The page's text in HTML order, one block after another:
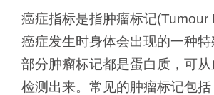
癌症指标是指肿瘤标记(Tumour
癌症发生时身体会出现的一种
部分肿瘤标记都是蛋白质，可
检测出来。常见的肿瘤标记包